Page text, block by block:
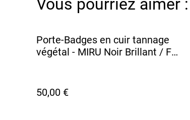
Porte-Badges en cuir tannage
végétal - MIRU Noir Brillant / Fil
50,00 €